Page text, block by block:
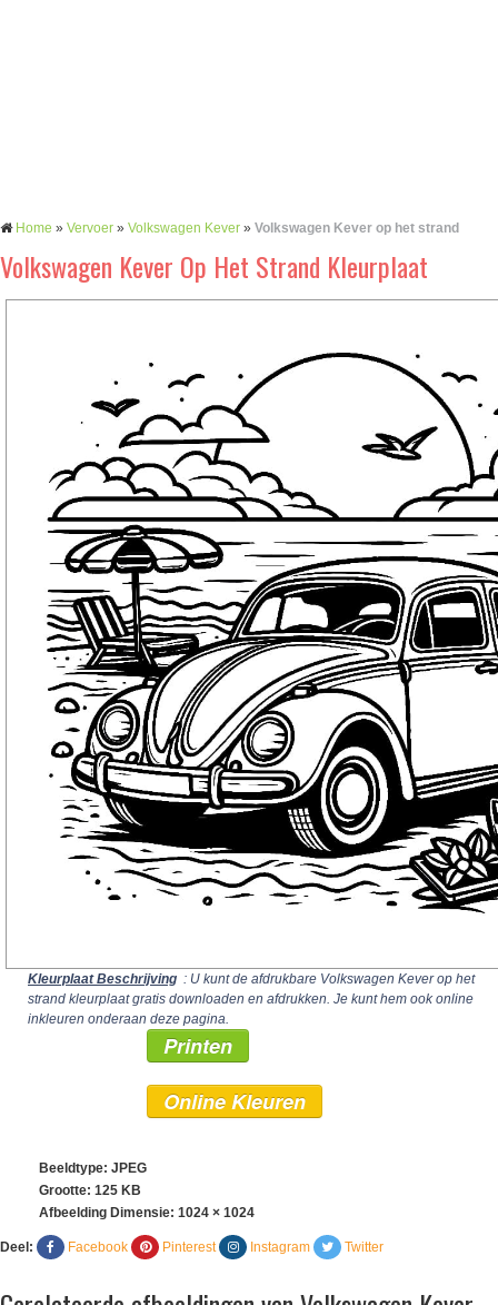
Home » Vervoer » Volkswagen Kever » Volkswagen Kever op het strand
Volkswagen Kever Op Het Strand Kleurplaat
Kleurplaat Beschrijving : U kunt de afdrukbare Volkswagen Kever op het
strand kleurplaat gratis downloaden en afdrukken. Je kunt hem ook online
inkleuren onderaan deze pagina.
Printen
Online Kleuren
Beeldtype: JPEG
Grootte: 125 KB
Afbeelding Dimensie: 1024 × 1024
Deel: Facebook Pinterest Instagram Twitter